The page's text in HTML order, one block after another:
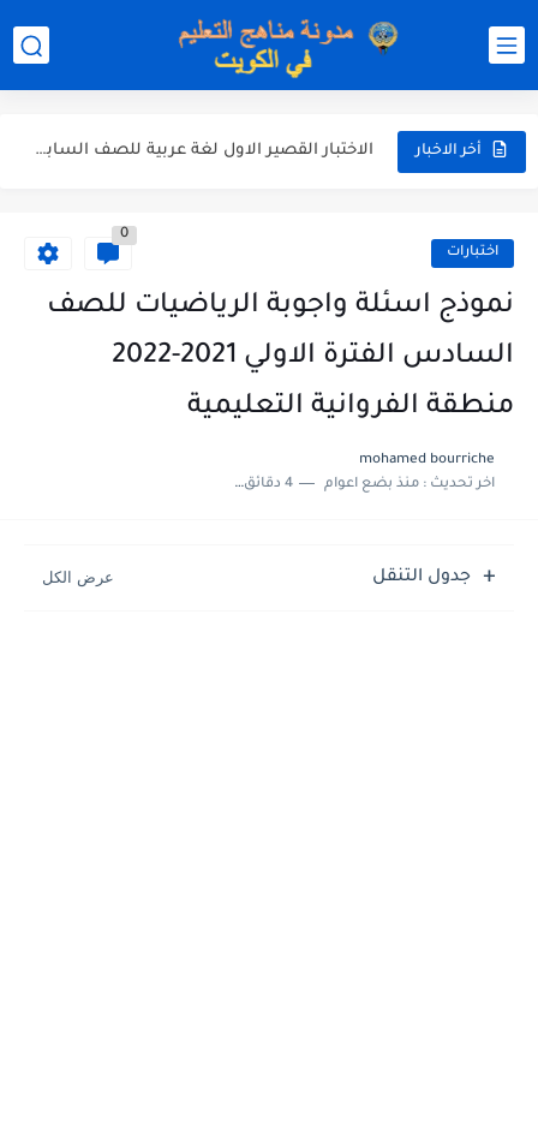
أخر الاخبار
نموذج إجابة الاختبار الرسمي في الرياضيات للصف العاشر الفترة الثانية...
مذكرة شاملة في القران الكريم للصف الثاني عشر الفصل الثاني...
مذكرة التغذية في النباتات أحياء الصف الحادي عشر العلمي الفصل... اختبارات
0
نموذج اسئلة واجوبة الرياضيات للصف
السادس الفترة الاولي 2021-2022
منطقة الفروانية التعليمية
mohamed bourriche
اخر تحديث :منذ بضع اعوام 4 دقائق للقراءة
جدول التنقل